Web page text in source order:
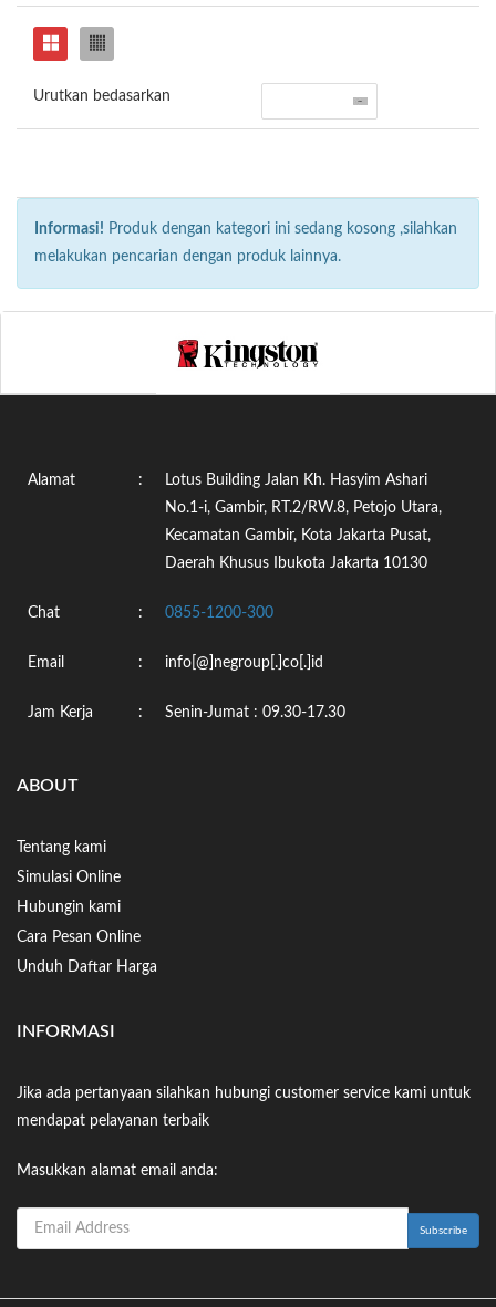
Urutkan bedasarkan
Informasi! Produk dengan kategori ini sedang kosong ,silahkan
melakukan pencarian dengan produk lainnya.
Alamat :
Lotus Building Jalan Kh. Hasyim Ashari
No.1-i, Gambir, RT.2/RW.8, Petojo Utara,
Kecamatan Gambir, Kota Jakarta Pusat,
Daerah Khusus Ibukota Jakarta 10130
Chat : 0855-1200-300
Email : info[@]negroup[.]co[.]id
Jam Kerja : Senin-Jumat : 09.30-17.30
ABOUT
Tentang kami
Simulasi Online
Hubungin kami
Cara Pesan Online
Unduh Daftar Harga
INFORMASI
Jika ada pertanyaan silahkan hubungi customer service kami untuk
mendapat pelayanan terbaik
Masukkan alamat email anda: